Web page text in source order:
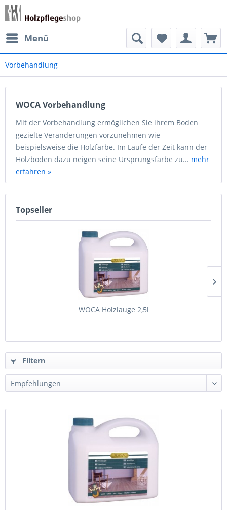
Menü
Vorbehandlung
WOCA Vorbehandlung
Mit der Vorbehandlung ermöglichen Sie ihrem Boden
gezielte Veränderungen vorzunehmen wie
beispielsweise die Holzfarbe. Im Laufe der Zeit kann der
Holzboden dazu neigen seine Ursprungsfarbe zu... mehr
erfahren »
Topseller
WOCA Holzlauge 2,5l
Filtern